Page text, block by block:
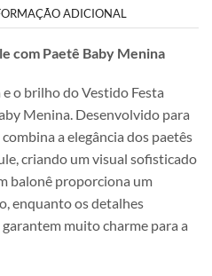
ADICIONAL
com Paetê Baby Menina
o brilho do Vestido Festa
Menina. Desenvolvido para
a elegância dos paetês
criando um visual sofisticado
balonê proporciona um
enquanto os detalhes
muito charme para a